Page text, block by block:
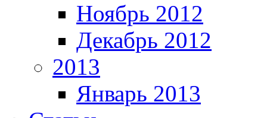
Ноябрь 2012
Декабрь 2012
2013
Январь 2013